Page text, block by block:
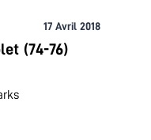
17 Avril 2018
(74-76)